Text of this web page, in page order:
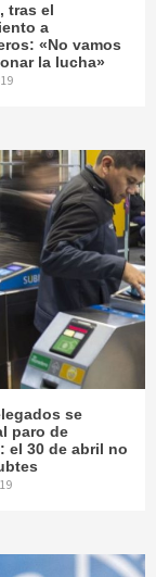
tras el
a
«No vamos
la lucha»
se
paro de
el 30 de abril no